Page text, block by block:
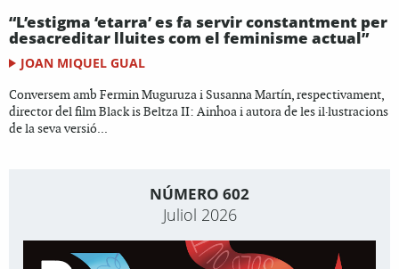
“L’estigma ‘etarra’ es fa servir constantment per
desacreditar lluites com el feminisme actual”
JOAN MIQUEL GUAL
Conversem amb Fermin Muguruza i Susanna Martín, respectivament,
director del film Black is Beltza II: Ainhoa i autora de les il·lustracions
de la seva versió...
NÚMERO 602
Juliol 2026